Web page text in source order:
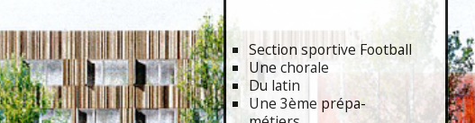
Section sportive Football
Une chorale
Du latin
Une 3ème prépa-